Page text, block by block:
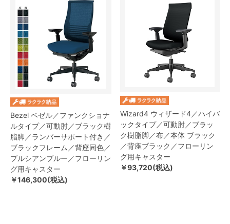
Bezel ベゼル／ファンクショナ
ルタイプ／可動肘／ブラック樹
脂脚／ランバーサポート付き／
ブラックフレーム／背座同色／
プルシアンブルー／フローリン
グ用キャスター
￥146,300(税込)
Wizard4 ウィザード4／ハイバ
ックタイプ／可動肘／ブラッ
ク樹脂脚／布／本体 ブラック
／背座ブラック／フローリン
グ用キャスター
￥93,720(税込)